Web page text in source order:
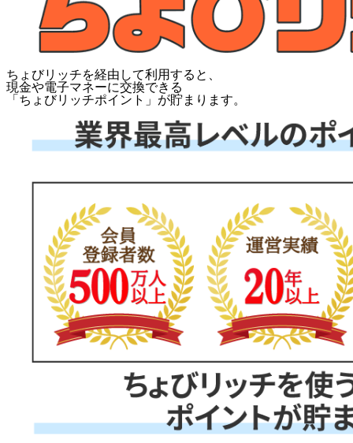
ちょびリッチを経由して利用すると、
現金や電子マネーに交換できる
「 ちょびリッチポイント 」が貯まります。